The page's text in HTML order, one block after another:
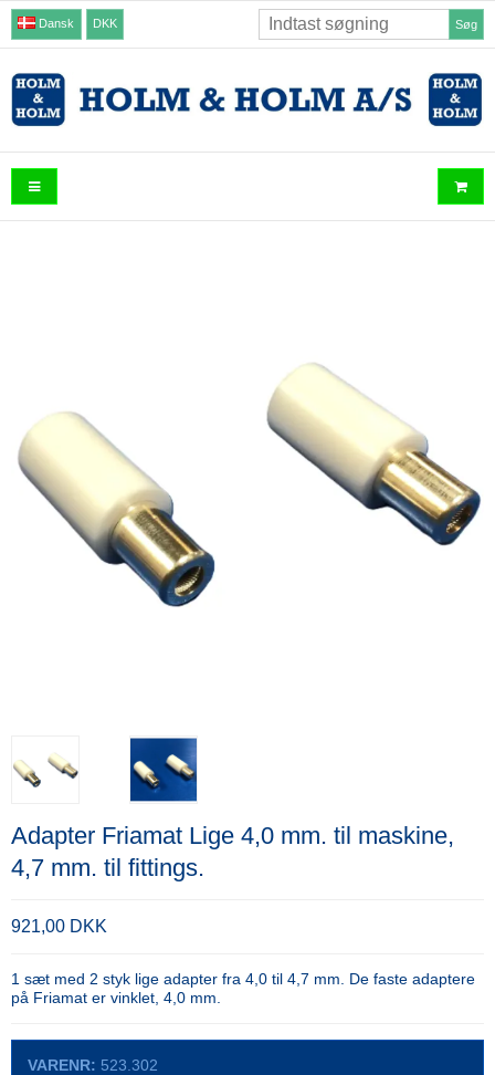
Dansk DKK Søg
Adapter Friamat Lige 4,0 mm. til maskine,
4,7 mm. til fittings.
921,00 DKK
1 sæt med 2 styk lige adapter fra 4,0 til 4,7 mm. De faste adaptere
på Friamat er vinklet, 4,0 mm.
VARENR: 523.302